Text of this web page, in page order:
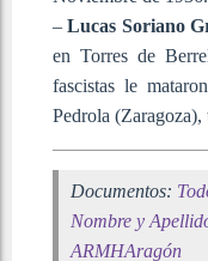
–Lucas Soriano
en Torres de
fascistas le
Pedrola (Zaragoza),
Documentos:
Nombre y
ARMHAragón